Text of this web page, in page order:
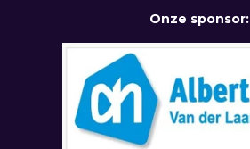
Onze sponsor: